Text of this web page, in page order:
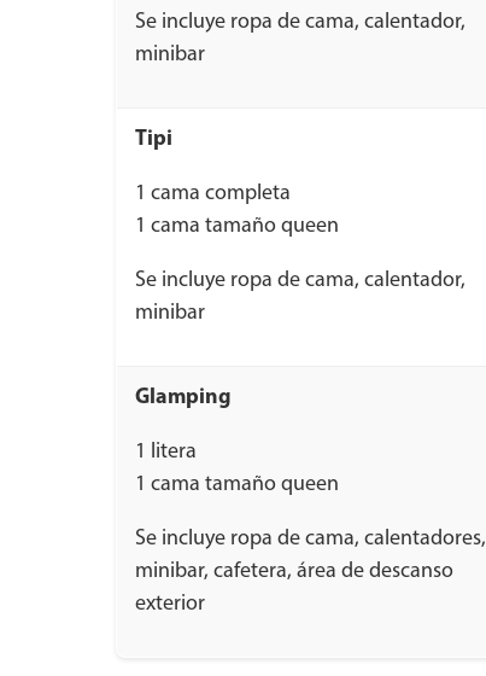
Se incluye ropa de cama, calentador,
minibar
Tipi
1 cama completa
1 cama tamaño queen
Se incluye ropa de cama, calentador,
minibar
Glamping
1 litera
1 cama tamaño queen
Se incluye ropa de cama, calentadores,
minibar, cafetera, área de descanso
exterior